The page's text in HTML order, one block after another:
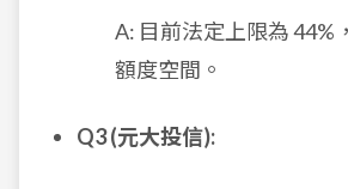
A: 目前法定上限為 44%
額度空間。
Q3 (元大投信):